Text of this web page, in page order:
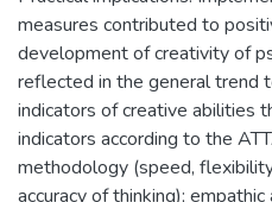
measures contributed to
development of creativity of
reflected in the general trend
indicators of creative abilities
indicators according to the
methodology (speed,
accuracy of thinking);